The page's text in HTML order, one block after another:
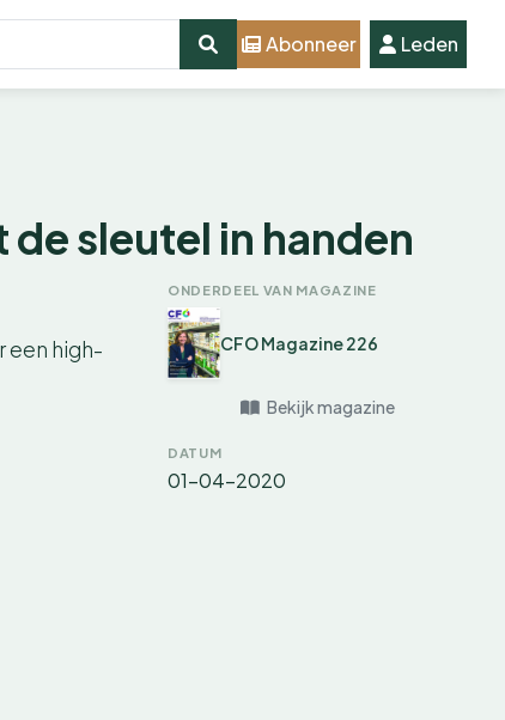
Abonneer Leden
sleutel in handen
een high-
ONDERDEEL VAN MAGAZINE
CFO Magazine 226
Bekijk magazine
DATUM
01-04-2020